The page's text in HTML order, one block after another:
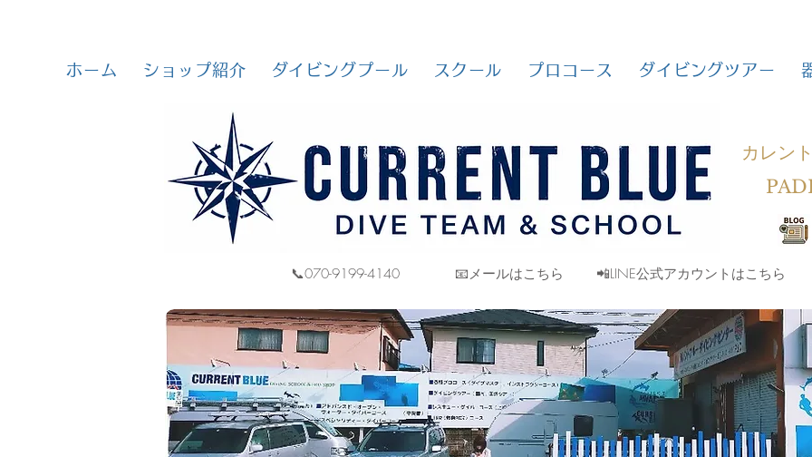
ホーム ショップ紹介 ダイビングプール スクール プロコース ダイビングツアー
カレン
📞070-9199-4140 📧メールはこちら 📲LINE公式アカウントはこちら